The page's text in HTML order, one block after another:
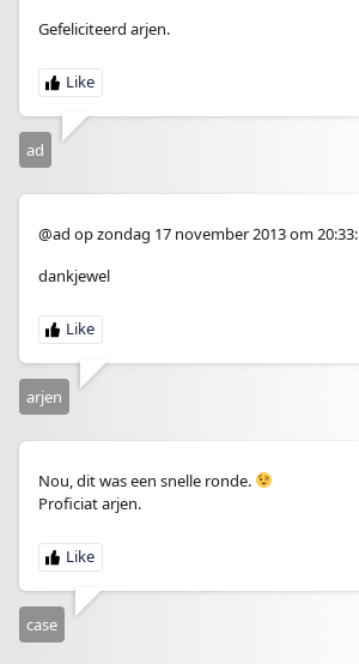
Gefeliciteerd arjen.
ad
@ad op zondag 17 november 2013 om 20:33:
dankjewel
arjen
Nou, dit was een snelle ronde.
Proficiat arjen.
case